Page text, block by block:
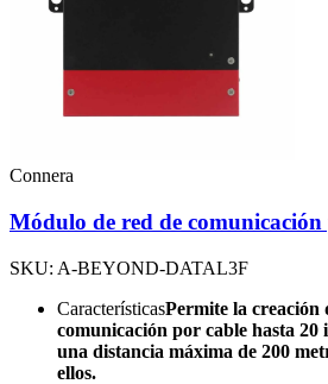
Connera
Módulo de red de comunicación
SKU: A-BEYOND-DATAL3F
CaracterísticasPermite la creación
comunicación por cable hasta 20
una distancia máxima de 200
ellos.